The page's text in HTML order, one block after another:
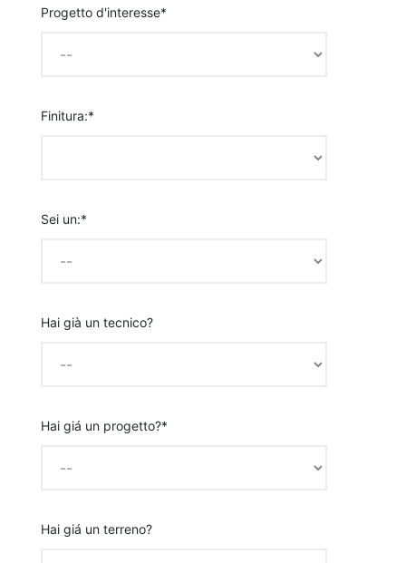
Progetto d'interesse*
Finitura:*
Sei un:*
Hai già un tecnico?
Hai giá un progetto?*
Hai giá un terreno?